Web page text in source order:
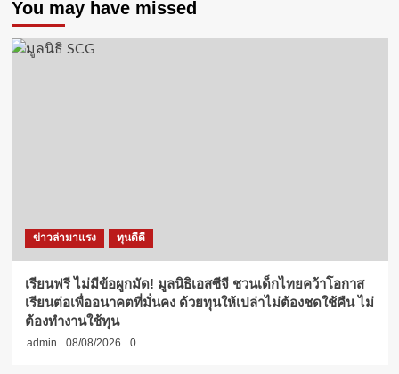
You may have missed
ข่าวล่ามาแรง ทุนดีดี
เรียนฟรี ไม่มีข้อผูกมัด! มูลนิธิเอสซีจี ชวนเด็กไทยคว้าโอกาส
เรียนต่อเพื่ออนาคตที่มั่นคง ด้วยทุนให้เปล่าไม่ต้องชดใช้คืน ไม่
ต้องทำงานใช้ทุน
admin 08/08/2026 0